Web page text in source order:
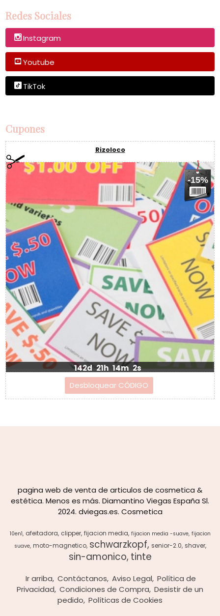
Redes Sociales
Instagram
Youtube
TikTok
Cupones
Rizoloco
-15%
142d 21h 14m 2s
pagina web de venta de articulos de cosmetica &
estética. Menos es más. Diamantino Viegas España Sl.
2024. dviegas.es. Cosmetica
10en1 afeitadora clipper fijacion media fijacion media -suave fijacion
suave moto-magnetico schwarzkopf senior-2.0 shaver
sin-amonico tinte
Ir arriba Contáctanos Aviso Legal Política de
Privacidad Condiciones de Compra Desistir de un
pedido Políticas de Cookies